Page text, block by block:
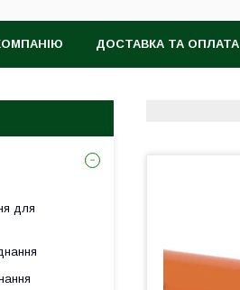
ДОСТАВКА ТА ОПЛАТА
для